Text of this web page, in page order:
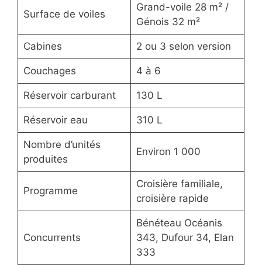
Surface de voiles
Grand-voile 28 m² /
Génois 32 m²
Cabines 2 ou 3 selon version
Couchages 4 à 6
Réservoir carburant 130 L
Réservoir eau 310 L
Nombre d’unités
produites
Environ 1 000
Programme
Croisière familiale,
croisière rapide
Concurrents
Bénéteau Océanis
343, Dufour 34, Elan
333